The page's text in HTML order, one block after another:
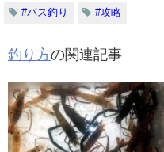
#バス釣り #攻略
釣り方の関連記事